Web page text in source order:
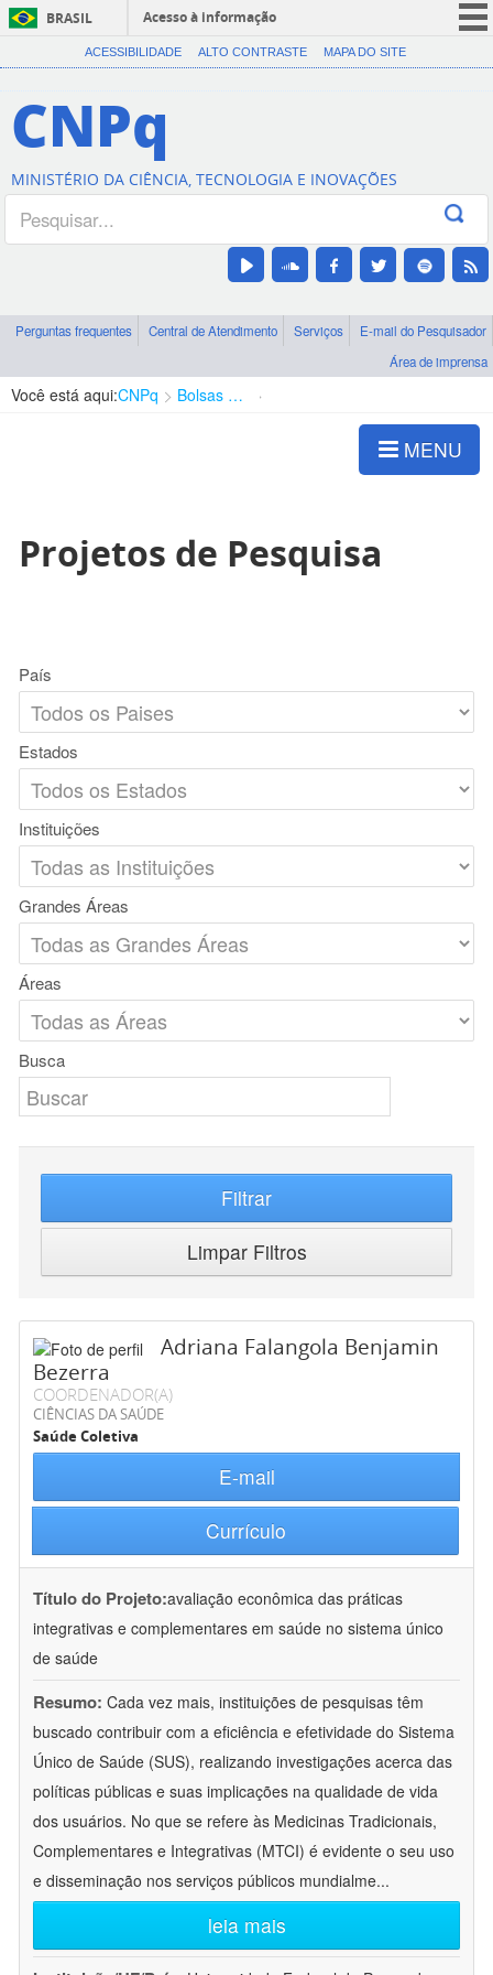
BRASIL
Acesso à informação
CORONAVÍRUS (COVID-19)
Canais
ACESSIBILIDADE ALTO CONTRASTE MAPA DO SITE
CNPq
MINISTÉRIO DA CIÊNCIA, TECNOLOGIA E INOVAÇÕES
Perguntas frequentes Central de Atendimento Serviços
E-mail do Pesquisador
Área de imprensa
Você está aqui:CNPq Bolsas e Auxílios Vigentes
MENU
Projetos de Pesquisa
País
Estados
Instituições
Grandes Áreas
Áreas
Busca
Filtrar
Limpar Filtros
Adriana Falangola Benjamin
Bezerra
COORDENADOR(A)
CIÊNCIAS DA SAÚDE
Saúde Coletiva
E-mail
Currículo
Título do Projeto:avaliação econômica das práticas
integrativas e complementares em saúde no sistema único
de saúde
Resumo: Cada vez mais, instituições de pesquisas têm
buscado contribuir com a eficiência e efetividade do Sistema
Único de Saúde (SUS), realizando investigações acerca das
políticas públicas e suas implicações na qualidade de vida
dos usuários. No que se refere às Medicinas Tradicionais,
Complementares e Integrativas (MTCI) é evidente o seu uso
e disseminação nos serviços públicos mundialme...
leia mais